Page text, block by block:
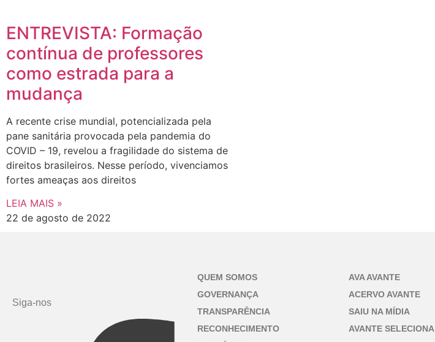
ENTREVISTA: Formação
contínua de professores
como estrada para a
mudança
A recente crise mundial, potencializada pela
pane sanitária provocada pela pandemia do
COVID – 19, revelou a fragilidade do sistema de
direitos brasileiros. Nesse período, vivenciamos
fortes ameaças aos direitos
LEIA MAIS »
22 de agosto de 2022
Siga-nos
QUEM SOMOS
GOVERNANÇA
TRANSPARÊNCIA
RECONHECIMENTO
AVA AVANTE
ACERVO AVANTE
SAIU NA MÍDIA
AVANTE SELECIONA